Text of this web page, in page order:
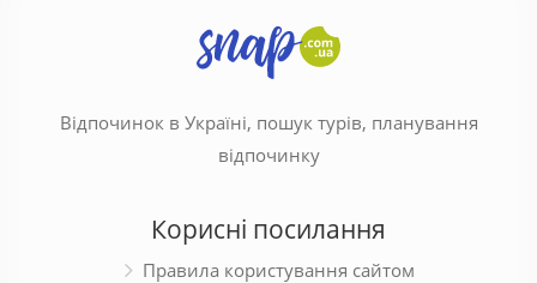
Відпочинок в Україні, пошук турів, планування
відпочинку
Корисні посилання
Правила користування сайтом